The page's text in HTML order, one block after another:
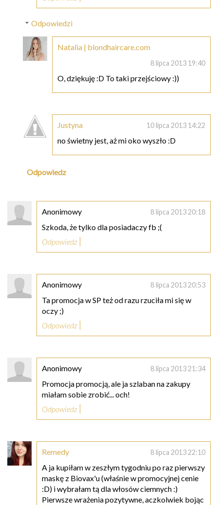
Odpowiedzi
Natalia | blondhaircare.com
8 lipca 2013 19:40
O, dziękuję :D To taki przejściowy :))
Justyna 10 lipca 2013 14:22
no świetny jest, aż mi oko wyszło :D
Odpowiedz
Anonimowy 8 lipca 2013 20:18
Szkoda, że tylko dla posiadaczy fb ;(
Odpowiedz
Anonimowy 8 lipca 2013 20:53
Ta promocja w SP też od razu rzuciła mi się w
oczy ;)
Odpowiedz
Anonimowy 8 lipca 2013 21:34
Promocja promocją, ale ja szlaban na zakupy
miałam sobie zrobić... och!
Odpowiedz
Remedy 8 lipca 2013 22:10
A ja kupiłam w zeszłym tygodniu po raz pierwszy
maskę z Biovax'u (właśnie w promocyjnej cenie
:D) i wybrałam tą dla włosów ciemnych :)
Pierwsze wrażenia pozytywne, aczkolwiek bojąc